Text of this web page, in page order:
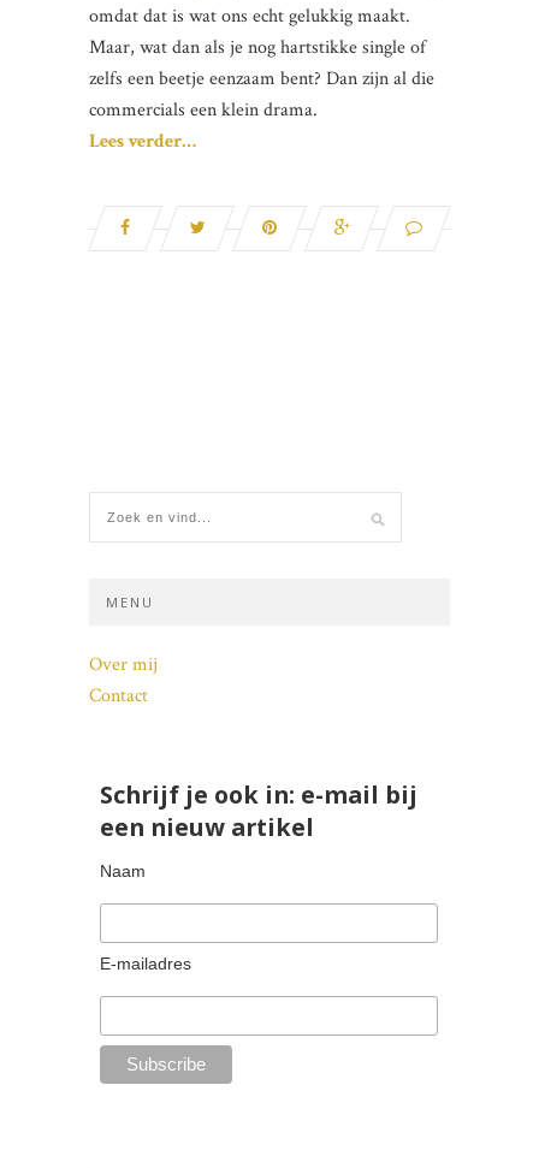
omdat dat is wat ons echt gelukkig maakt.
Maar, wat dan als je nog hartstikke single of
zelfs een beetje eenzaam bent? Dan zijn al die
commercials een klein drama.
Lees verder…
MENU
Over mij
Contact
Schrijf je ook in: e-mail bij
een nieuw artikel
Naam
E-mailadres